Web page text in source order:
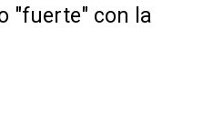
"fuerte" con la